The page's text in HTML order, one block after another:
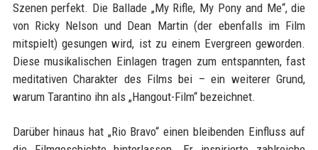
Szenen perfekt. Die Ballade „My Rifle, My Pony and Me“, die
von Ricky Nelson und Dean Martin (der ebenfalls im Film
mitspielt) gesungen wird, ist zu einem Evergreen geworden.
Diese musikalischen Einlagen tragen zum entspannten, fast
meditativen Charakter des Films bei – ein weiterer Grund,
warum Tarantino ihn als „Hangout-Film“ bezeichnet.
Darüber hinaus hat „Rio Bravo“ einen bleibenden Einfluss auf